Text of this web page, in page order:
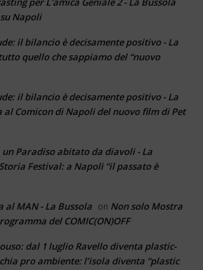
Napoli
il bilancio è decisamente positivo - La
quello che sappiamo del “nuovo
il bilancio è decisamente positivo - La
Comicon di Napoli del nuovo film di Pet
un Paradiso abitato da diavoli - La
Festival: a Napoli “il passato è
al MAN - La Bussola on Non solo Mostra
del COMIC(ON)OFF
dal 1 luglio Ravello diventa plastic-
pro ambiente: l’isola diventa “plastic